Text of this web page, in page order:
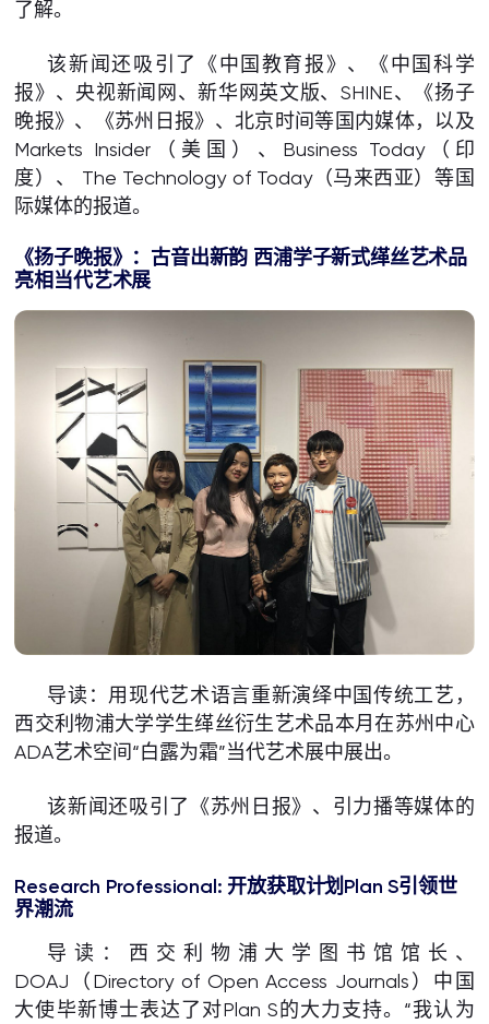
了解。
该新闻还吸引了《中国教育报》、《中国科学
报》、央视新闻网、新华网英文版、SHINE、《扬子
晚报》、《苏州日报》、北京时间等国内媒体，以及
Markets Insider（美国）、Business Today（印
度）、 The Technology of Today（马来西亚）等国
际媒体的报道。
《扬子晚报》：古音出新韵 西浦学子新式缂丝艺术品
亮相当代艺术展
导读：用现代艺术语言重新演绎中国传统工艺，
西交利物浦大学学生缂丝衍生艺术品本月在苏州中心
ADA艺术空间“白露为霜”当代艺术展中展出。
该新闻还吸引了《苏州日报》、引力播等媒体的
报道。
Research Professional: 开放获取计划Plan S引领世
界潮流
导读：西交利物浦大学图书馆馆长、
DOAJ（Directory of Open Access Journals）中国
大使毕新博士表达了对Plan S的大力支持。“我认为